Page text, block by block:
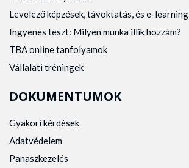
Levelező képzések, távoktatás, és e-learning
Ingyenes teszt: Milyen munka illik hozzám?
TBA online tanfolyamok
Vállalati tréningek
DOKUMENTUMOK
Gyakori kérdések
Adatvédelem
Panaszkezelés